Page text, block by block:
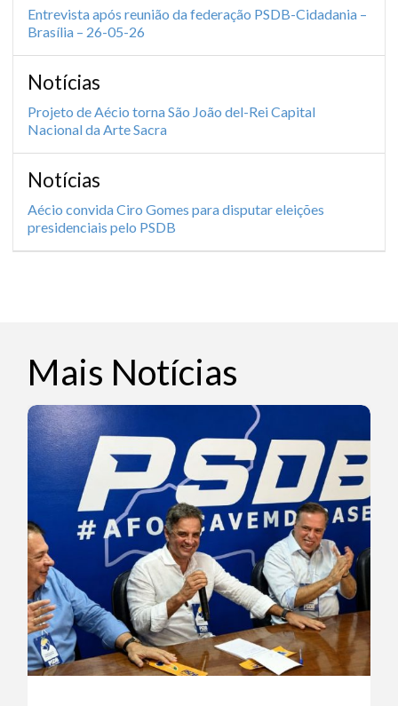
Entrevista após reunião da federação PSDB-Cidadania –
Brasília – 26-05-26
Notícias
Projeto de Aécio torna São João del-Rei Capital
Nacional da Arte Sacra
Notícias
Aécio convida Ciro Gomes para disputar eleições
presidenciais pelo PSDB
Mais Notícias